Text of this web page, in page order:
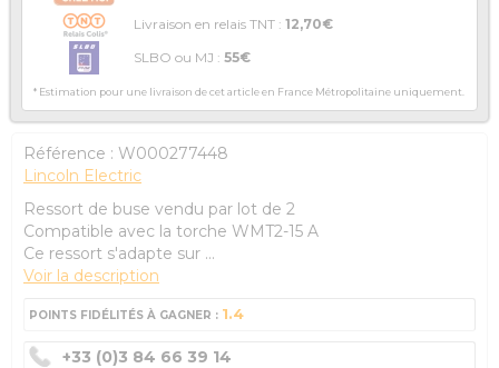
Livraison en relais TNT : 12,70€
SLBO ou MJ : 55€
* Estimation pour une livraison de cet article en France Métropolitaine uniquement.
Référence : W000277448
Lincoln Electric
Ressort de buse vendu par lot de 2
Compatible avec la torche WMT2-15 A
Ce ressort s'adapte sur ...
Voir la description
POINTS FIDÉLITÉS À GAGNER : 1.4
+33 (0)3 84 66 39 14